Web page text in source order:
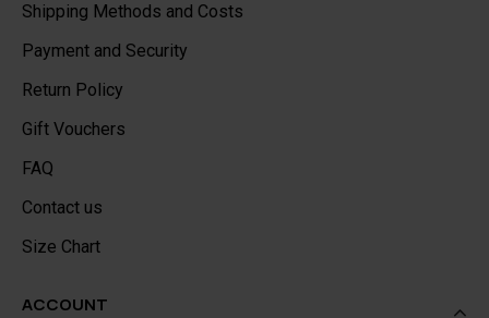
Shipping Methods and Costs
Payment and Security
Return Policy
Gift Vouchers
FAQ
Contact us
Size Chart
ACCOUNT